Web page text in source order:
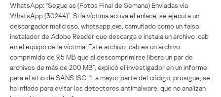
WhatsApp: “Segue as (Fotos Final de Semana) Enviadas via
WhatsApp (30244)”. Si la víctima activa el enlace, se ejecuta un
descargador malicioso, whatsapp.exe, camuflado como un falso
instalador de Adobe Reader que descarga e instala un archivo .cab
en el equipo de la víctima. Este archivo .cab es un archivo
comprimido de 9,5 MB que al descomprimirse libera un par de
archivos de más de 200 MB”, explicó el investigador en un informe
para el sitio de SANS ISC. “La mayor parte del código, prosigue, se
ha inflado para evitar los detectores antimalware, que no analizan